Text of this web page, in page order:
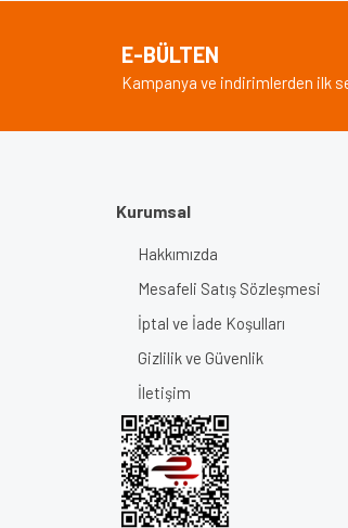
Ürün resmi kalitesiz,
Ürün bilgilerinde hatalar
E-BÜLTEN
Kampanya ve indirimlerden ilk
Kurumsal
Hakkımızda
Mesafeli Satış Sözleşmesi
İptal ve İade Koşulları
Gizlilik ve Güvenlik
İletişim